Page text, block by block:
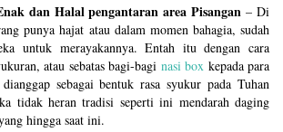
dan Halal pengantaran area Pisangan – Di
punya hajat atau dalam momen bahagia, sudah
untuk merayakannya. Entah itu dengan cara
atau sebatas bagi-bagi nasi box kepada para
sebagai bentuk rasa syukur pada Tuhan
tidak heran tradisi seperti ini mendarah daging
hingga saat ini.